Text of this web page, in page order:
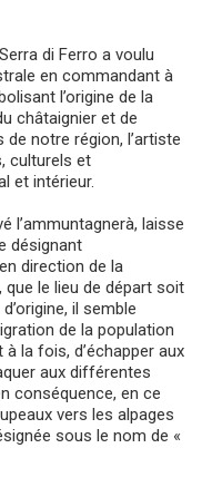
di Ferro a voulu
en commandant à
l’origine de la
châtaignier et de
de notre région, l’artiste
culturels et
et intérieur.
l’ammuntagnerà, laisse
désignant
direction de la
le lieu de départ soit
il semble
de la population
la fois, d’échapper aux
aux différentes
conséquence, en ce
vers les alpages
sous le nom de «